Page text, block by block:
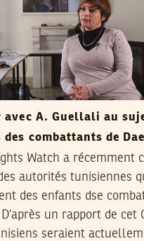
avec A. Guellali au
combattants de
Watch a récemment
autorités tunisiennes
des enfants dse
un rapport de cet
seraient